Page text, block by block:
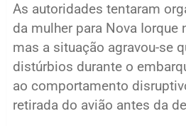
As autoridades tentaram
da mulher para Nova Iorque
mas a situação agravou-se
distúrbios durante o
ao comportamento
retirada do avião antes da